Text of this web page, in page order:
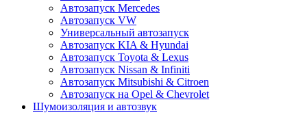
Автозапуск Mercedes
Автозапуск VW
Универсальный автозапуск
Автозапуск KIA & Hyundai
Автозапуск Toyota & Lexus
Автозапуск Nissan & Infiniti
Автозапуск Mitsubishi & Citroen
Автозапуск на Opel & Chevrolet
Шумоизоляция и автозвук